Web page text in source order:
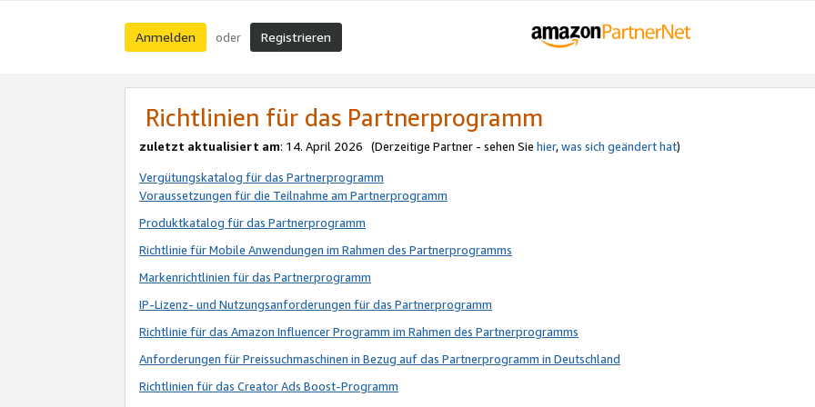
Anmelden oder Registrieren
Richtlinien für das Partnerprogramm
zuletzt aktualisiert am: 14. April 2026 (Derzeitige Partner - sehen Sie hier,was sich geändert hat)
Vergütungskatalog für das Partnerprogramm
Voraussetzungen für die Teilnahme am Partnerprogramm
Produktkatalog für das Partnerprogramm
Richtlinie für Mobile Anwendungen im Rahmen des Partnerprogramms
Markenrichtlinien für das Partnerprogramm
IP-Lizenz- und Nutzungsanforderungen für das Partnerprogramm
Richtlinie für das Amazon Influencer Programm im Rahmen des Partnerprogramms
Anforderungen für Preissuchmaschinen in Bezug auf das Partnerprogramm in Deutschland
Richtlinien für das Creator Ads Boost-Programm